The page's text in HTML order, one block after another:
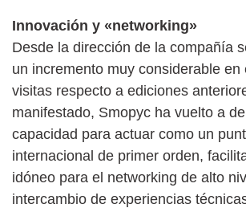
Innovación y «networking»
Desde la dirección de la compañía
un incremento muy considerable en
visitas respecto a ediciones
manifestado, Smopyc ha vuelto a
capacidad para actuar como un
internacional de primer orden,
idóneo para el networking de alto
intercambio de experiencias